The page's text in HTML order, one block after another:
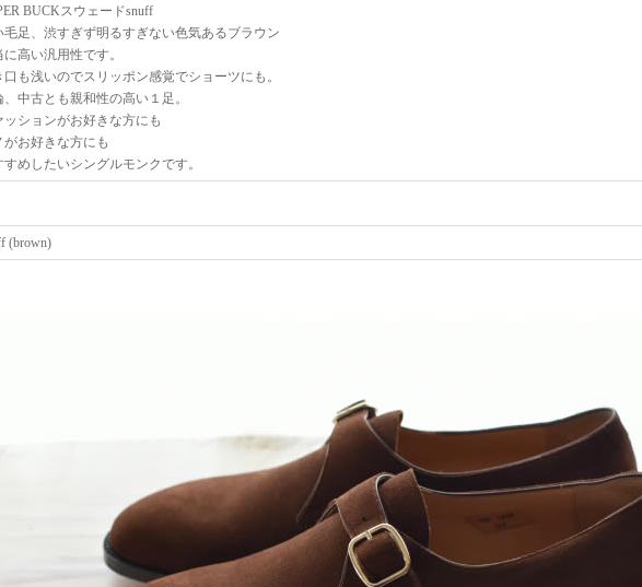
BUCKスウェードsnuff
毛足、渋すぎず明るすぎない色気あるブラウン
に高い汎用性です。
口も浅いのでスリッポン感覚でショーツにも。
、中古とも親和性の高い１足。
ッションがお好きな方にも
がお好きな方にも
すめしたいシングルモンクです。
(brown)